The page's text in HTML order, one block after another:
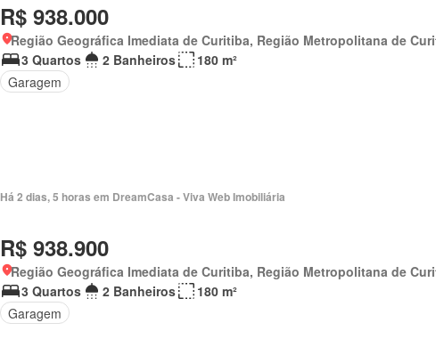
R$ 938.000
Região Geográfica Imediata de Curitiba, Região Metropolitana de
3 Quartos
2 Banheiros
180 m²
Garagem
Há 2 dias, 5 horas em DreamCasa - Viva Web Imobiliária
R$ 938.900
Região Geográfica Imediata de Curitiba, Região Metropolitana de
3 Quartos
2 Banheiros
180 m²
Garagem